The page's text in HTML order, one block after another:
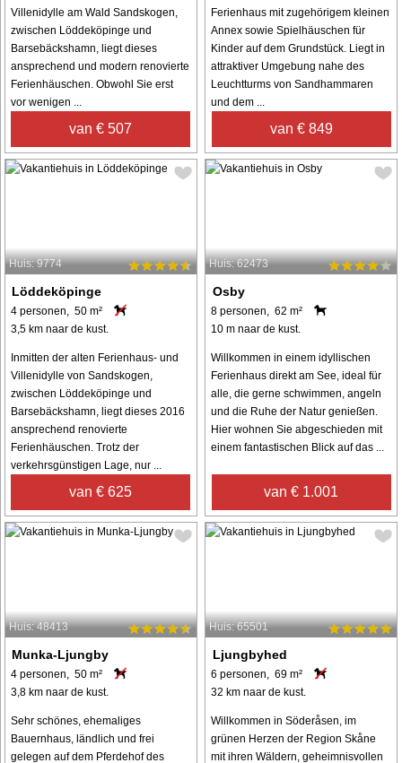
Villenidylle am Wald Sandskogen,
zwischen Löddeköpinge und
Barsebäckshamn, liegt dieses
ansprechend und modern renovierte
Ferienhäuschen. Obwohl Sie erst
vor wenigen ...
van € 507
Ferienhaus mit zugehörigem kleinen
Annex sowie Spielhäuschen für
Kinder auf dem Grundstück. Liegt in
attraktiver Umgebung nahe des
Leuchtturms von Sandhammaren
und dem ...
van € 849
Huis: 9774
Löddeköpinge
4 personen, 50 m²
3,5 km naar de kust.
Inmitten der alten Ferienhaus- und
Villenidylle von Sandskogen,
zwischen Löddeköpinge und
Barsebäckshamn, liegt dieses 2016
ansprechend renovierte
Ferienhäuschen. Trotz der
verkehrsgünstigen Lage, nur ...
van € 625
Huis: 62473
Osby
8 personen, 62 m²
10 m naar de kust.
Willkommen in einem idyllischen
Ferienhaus direkt am See, ideal für
alle, die gerne schwimmen, angeln
und die Ruhe der Natur genießen.
Hier wohnen Sie abgeschieden mit
einem fantastischen Blick auf das ...
van € 1.001
Huis: 48413
Munka-Ljungby
4 personen, 50 m²
3,8 km naar de kust.
Sehr schönes, ehemaliges
Bauernhaus, ländlich und frei
gelegen auf dem Pferdehof des
Huis: 65501
Ljungbyhed
6 personen, 69 m²
32 km naar de kust.
Willkommen in Söderåsen, im
grünen Herzen der Region Skåne
mit ihren Wäldern, geheimnisvollen